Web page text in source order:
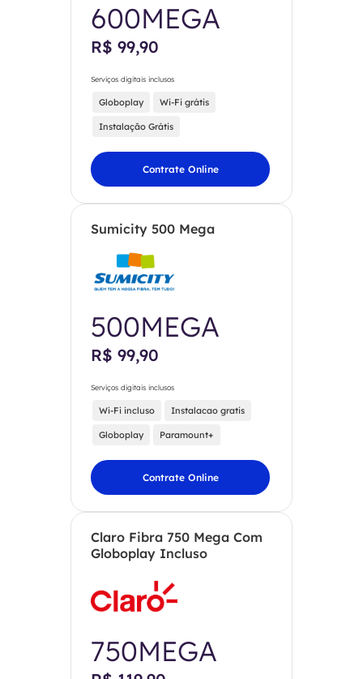
600MEGA
R$ 99,90
Serviços digitais inclusos
Globoplay Wi-Fi grátis
Instalação Grátis
Contrate Online
Sumicity 500 Mega
500MEGA
R$ 99,90
Serviços digitais inclusos
Wi-Fi incluso Instalacao gratis
Globoplay Paramount+
Contrate Online
Claro Fibra 750 Mega Com
Globoplay Incluso
750MEGA